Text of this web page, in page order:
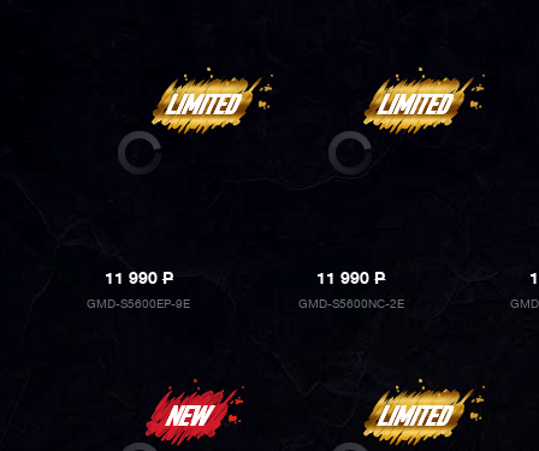
11 990P
GMD-S5600EP-9E
11 990P
GMD-S5600NC-2E